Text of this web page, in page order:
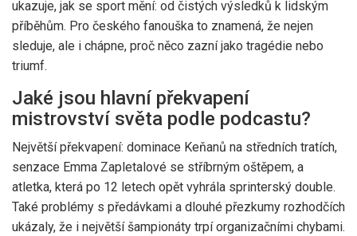
ukazuje, jak se sport mění: od čistých výsledků k lidským
příběhům. Pro českého fanouška to znamená, že nejen
sleduje, ale i chápne, proč něco zazní jako tragédie nebo
triumf.
Jaké jsou hlavní překvapení
mistrovství světa podle podcastu?
Největší překvapení: dominace Keňanů na středních tratích,
senzace Emma Zapletalové se stříbrným oštěpem, a
atletka, která po 12 letech opět vyhrála sprinterský double.
Také problémy s předávkami a dlouhé přezkumy rozhodčích
ukázaly, že i největší šampionáty trpí organizačními chybami.